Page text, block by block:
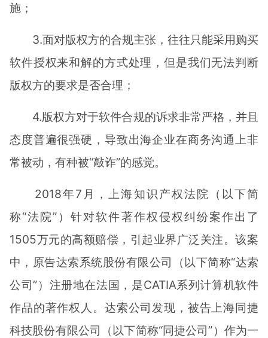
施；
3.面对版权方的合规主张，往往只能采用购买
软件授权来和解的方式处理，但是我们无法判断
版权方的要求是否合理；
4.版权方对于软件合规的诉求非常严格，并且
态度普遍很强硬，导致出海企业在商务沟通上非
常被动，有种被“敲诈”的感觉。
2018年7月，上海知识产权法院（以下简
称“法院”）针对软件著作权侵权纠纷案作出了
1505万元的高额赔偿，引起业界广泛关注。该案
中，原告达索系统股份有限公司（以下简称“达索
公司”）注册地在法国，是CATIA系列计算机软件
作品的著作权人。达索公司发现，被告上海同捷
科技股份有限公司（以下简称“同捷公司”）作为一